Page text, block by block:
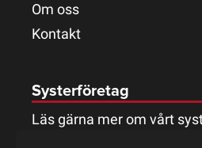
Om oss
Kontakt
Systerföretag
Läs gärna mer om vårt